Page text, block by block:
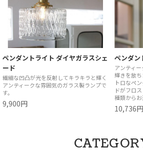
ペンダントライト ダイヤガラスシェ
ード
繊細な凹凸が光を反射してキラキラと輝く
アンティークな雰囲気のガラス製ランプで
す。
9,900円
ペンダ
アンティ
輝きを放
トロなペ
ドがフロ
種類からお
10,736